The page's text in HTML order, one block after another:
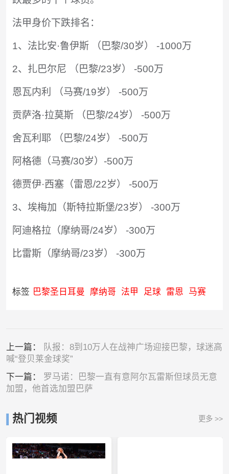
法甲身价下跌排名：
1、法比安·鲁伊斯 （巴黎/30岁） -1000万
2、扎巴尔尼 （巴黎/23岁） -500万
恩瓦内利 （马赛/19岁） -500万
贡萨洛·拉莫斯 （巴黎/24岁） -500万
舍瓦利耶 （巴黎/24岁） -500万
阿格德（马赛/30岁）-500万
德贾伊·西塞（雷恩/22岁） -500万
3、埃梅加（斯特拉斯堡/23岁） -300万
阿迪格拉（摩纳哥/24岁） -300万
比雷斯（摩纳哥/23岁） -300万
标签 巴黎圣日耳曼 摩纳哥 法甲 足球 雷恩 马赛
上一篇：
队报：8到10万人在战神广场迎接巴黎，球迷高
喊“登贝莱金球奖”
下一篇： 罗马诺：巴黎一直有意阿尔瓦雷斯但球员无意
加盟，他首选加盟巴萨
热门视频 更多 >>